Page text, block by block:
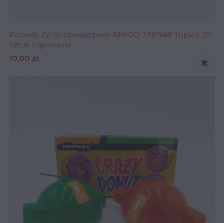
Petardy Ze Stroboskopem AMIGO TXP948 Triplex 20
Sztuk Fajerwerki
Cena
10,00 zł
